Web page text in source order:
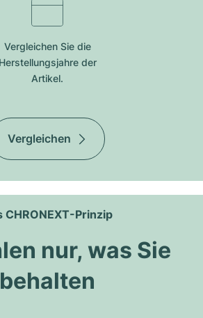
Vergleichen Sie die
Herstellungsjahre der
Artikel.
Vergleichen
CHRONEXT-Prinzip
nur, was Sie
behalten